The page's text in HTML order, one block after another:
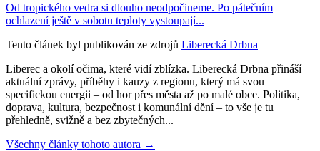
Od tropického vedra si dlouho neodpočineme. Po pátečním
ochlazení ještě v sobotu teploty vystoupají...
Tento článek byl publikován ze zdrojů Liberecká Drbna
Liberec a okolí očima, které vidí zblízka. Liberecká Drbna přináší
aktuální zprávy, příběhy i kauzy z regionu, který má svou
specifickou energii – od hor přes města až po malé obce. Politika,
doprava, kultura, bezpečnost i komunální dění – to vše je tu
přehledně, svižně a bez zbytečných...
Všechny články tohoto autora →